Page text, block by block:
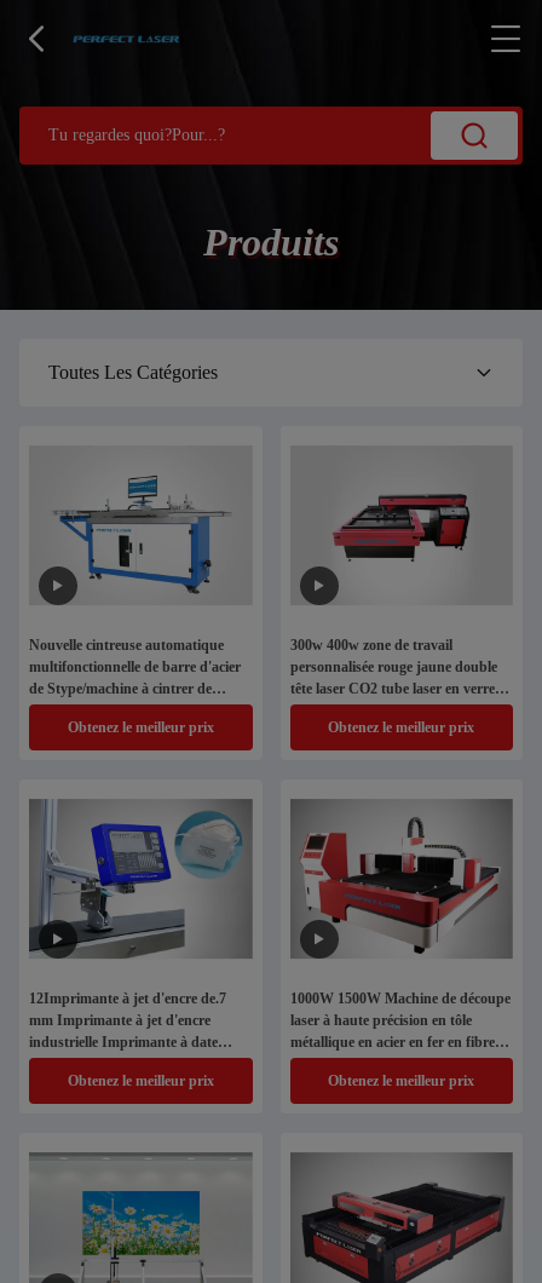
Produits
Toutes Les Catégories
Nouvelle cintreuse automatique
multifonctionnelle de barre d'acier
de Stype/machine à cintrer de
couteau pour la découpe
Obtenez le meilleur prix
300w 400w zone de travail
personnalisée rouge jaune double
tête laser CO2 tube laser en verre
coupeuse laser
Obtenez le meilleur prix
12Imprimante à jet d'encre de.7
mm Imprimante à jet d'encre
industrielle Imprimante à date
variable Imprimante à jet d'encre
en ligneObtenez le meilleur prix
1000W 1500W Machine de découpe
laser à haute précision en tôle
métallique en acier en fer en fibre
optique
Obtenez le meilleur prix